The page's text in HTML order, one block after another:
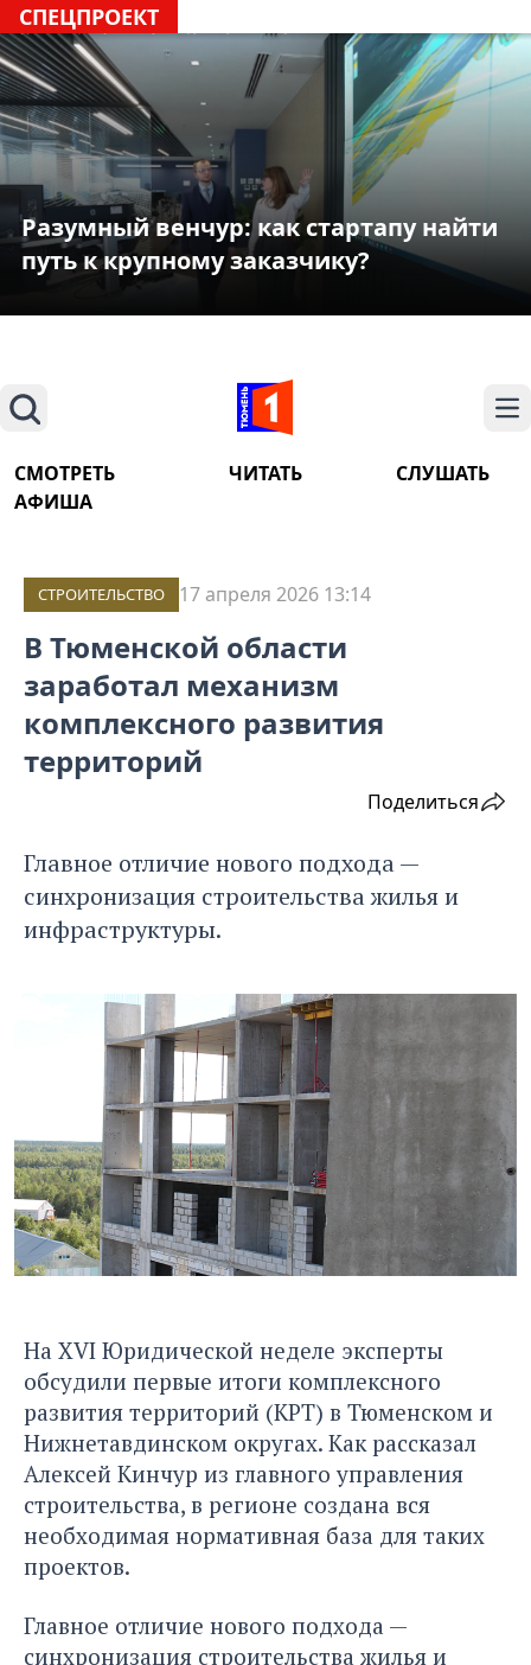
СПЕЦПРОЕКТ
Разумный венчур: как стартапу найти
путь к крупному заказчику?
Поиск
СМОТРЕТЬ ЧИТАТЬ
СЛУШАТЬ
АФИША
СТРОИТЕЛЬСТВО 17 апреля 2026 13:14
В Тюменской области
заработал механизм
комплексного развития
территорий
Поделиться
Главное отличие нового подхода —
синхронизация строительства жилья и
инфраструктуры.
На XVI Юридической неделе эксперты
обсудили первые итоги комплексного
развития территорий (КРТ) в Тюменском и
Нижнетавдинском округах. Как рассказал
Алексей Кинчур из главного управления
строительства, в регионе создана вся
необходимая нормативная база для таких
проектов.
Главное отличие нового подхода —
синхронизация строительства жилья и